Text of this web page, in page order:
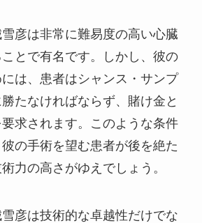
彦は非常に難易度の高い心臓
とで有名です。しかし、彼の
は、患者はシャンス・サンプ
たなければならず、賭け金と
求されます。このような条件
の手術を望む患者が後を絶た
力の高さがゆえでしょう。
彦は技術的な卓越性だけでな